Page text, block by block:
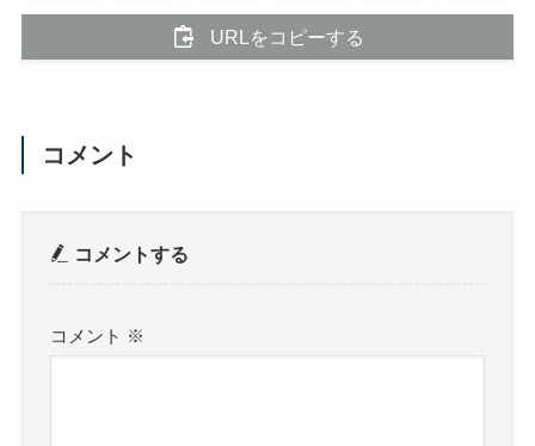
URLをコピーする
コメント
コメントする
コメント ※